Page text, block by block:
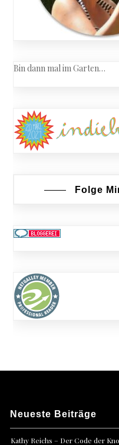
Bin dann mal im Garten…
Folge
Neueste Beiträge
Kathy Reichs – Der Code der